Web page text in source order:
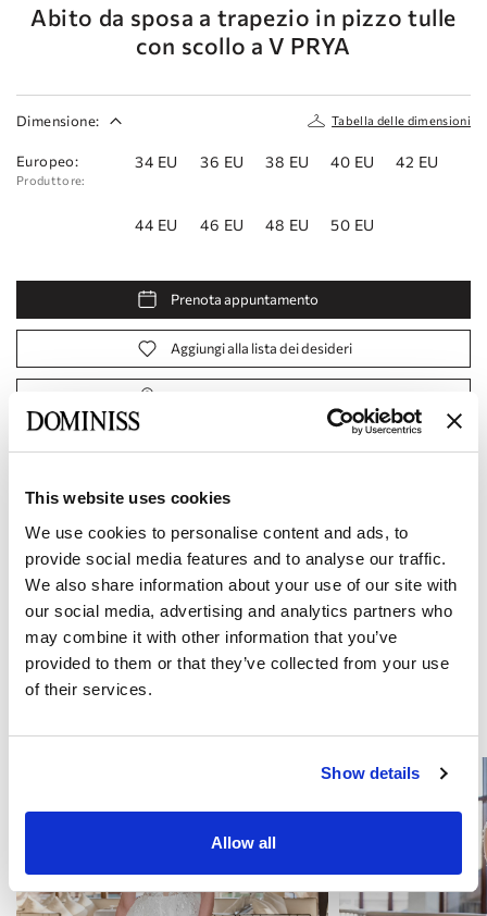
This website uses cookies
We use cookies to personalise content and ads, to
provide social media features and to analyse our traffic.
We also share information about your use of our site with
our social media, advertising and analytics partners who
may combine it with other information that you’ve
provided to them or that they’ve collected from your use
of their services.
Show details
Allow all
Abito da sposa a trapezio in pizzo tulle
con scollo a V PRYA
Dimensione: Tabella delle dimensioni
Europeo:
Produttore:
34 EU 36 EU 38 EU 40 EU 42 EU
44 EU 46 EU 48 EU 50 EU
Prenota appuntamento
Aggiungi alla lista dei desideri
Codice prodotto:10111820
Consegna e pagamento
Diventa nostro partner